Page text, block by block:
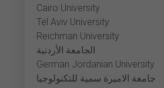
Cairo University
Tel Aviv University
Reichman University
الجامعة الأردنية
German Jordanian University
جامعة الاميرة سمية للتكنولوجيا